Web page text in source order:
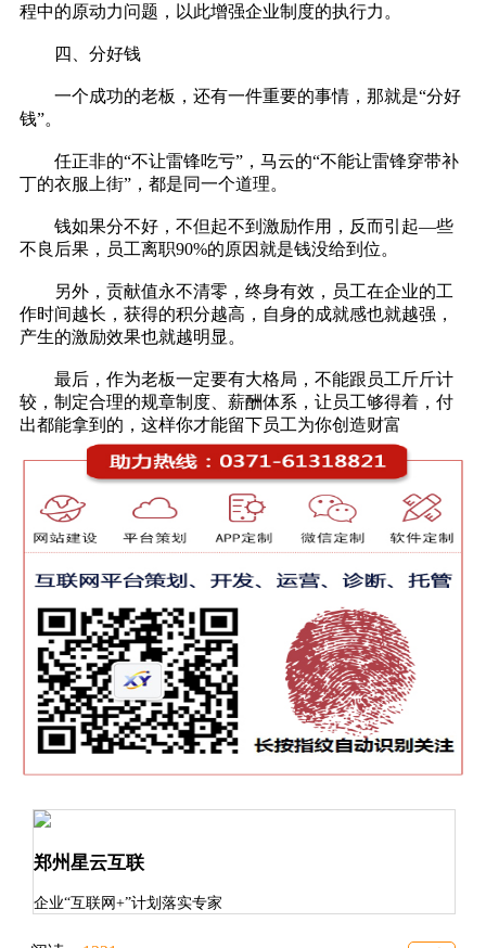
程中的原动力问题，以此增强企业制度的执行力。
四、 分好钱
一个成功的老板，还有一件重要的事情，那就是“分好
钱”。
任正非的“不让雷锋吃亏”，马云的“不能让雷锋穿带补
丁的衣服上街”，都是同一个道理。
钱如果分不好，不但起不到激励作用，反而引起—些
不良后果，员工离职90%的原因就是钱没给到位。
另外，贡献值永不清零，终身有效，员工在企业的工
作时间越长，获得的积分越高，自身的成就感也就越强，
产生的激励效果也就越明显。
最后，作为老板一定要有大格局，不能跟员工斤斤计
较，制定合理的规章制度、薪酬体系，让员工够得着，付
出都能拿到的，这样你才能留下员工为你创造财富
郑州星云互联
企业“互联网+”计划落实专家